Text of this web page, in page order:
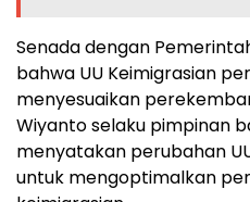
Senada dengan
bahwa UU Keimigrasian
menyesuaikan
Wiyanto selaku pimpinan
menyatakan perubahan
untuk mengoptimalkan